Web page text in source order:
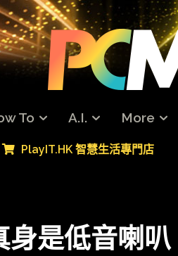
To A.I. More
PlayIT.HK 智慧生活專門店
身是低音喇叭